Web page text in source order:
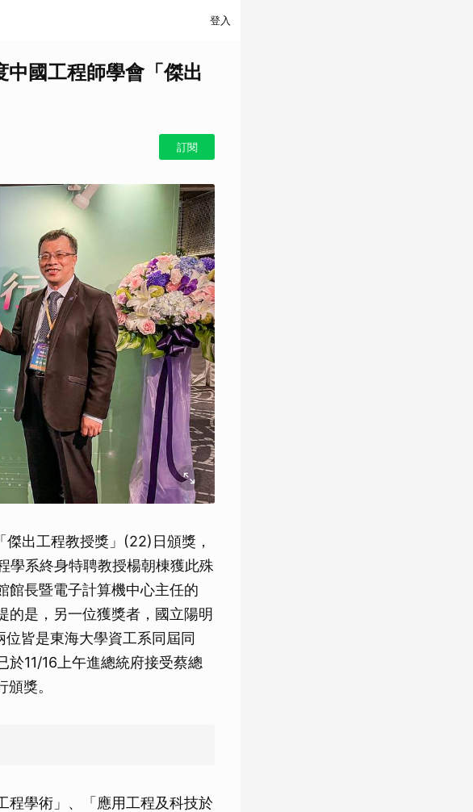
登入
國工程師學會「傑出
訂閱
傑出工程教授獎」(22)日頒獎，
學系終身特聘教授楊朝棟獲此殊
館長暨電子計算機中心主任的
的是，另一位獲獎者，國立陽明
皆是東海大學資工系同屆同
11/16上午進總統府接受蔡總
獎。
程學術」、「應用工程及科技於